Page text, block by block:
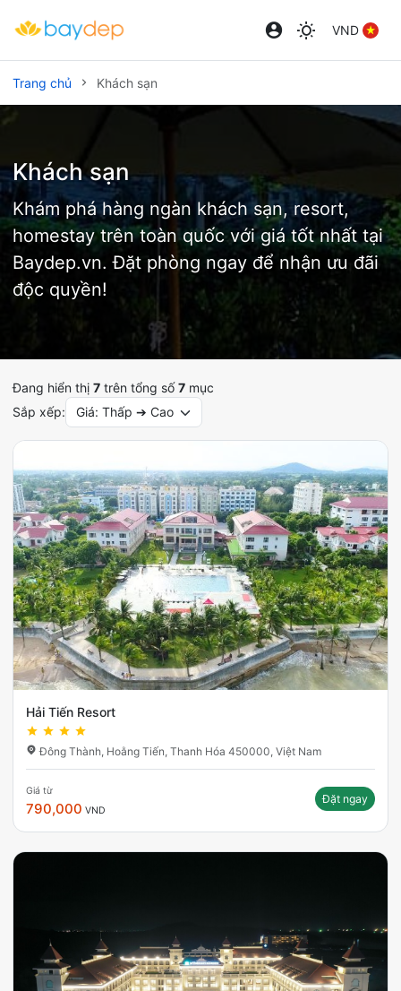
VND
Trang chủ Khách sạn
Khách sạn
Khám phá hàng ngàn khách sạn, resort,
homestay trên toàn quốc với giá tốt nhất tại
Baydep.vn. Đặt phòng ngay để nhận ưu đãi
độc quyền!
Đang hiển thị 7 trên tổng số7 mục
Sắp xếp:
Giá: Thấp ➔ Cao
Hải Tiến Resort
Đông Thành, Hoằng Tiến, Thanh Hóa 450000, Việt Nam
Giá từ
790,000 VND
Đặt ngay